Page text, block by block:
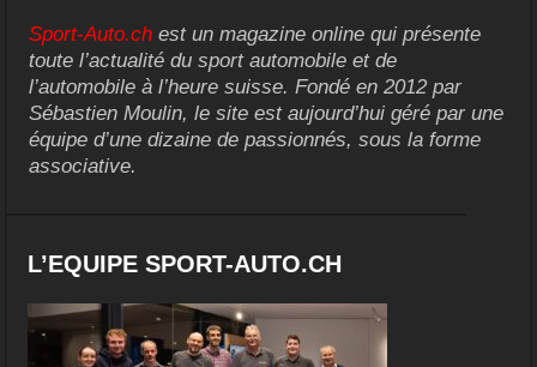
Sport-Auto.ch est un magazine online qui présente
toute l’actualité du sport automobile et de
l’automobile à l’heure suisse. Fondé en 2012 par
Sébastien Moulin, le site est aujourd’hui géré par une
équipe d’une dizaine de passionnés, sous la forme
associative.
L’EQUIPE SPORT-AUTO.CH